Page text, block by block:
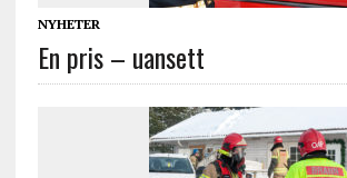
NYHETER
En pris – uansett